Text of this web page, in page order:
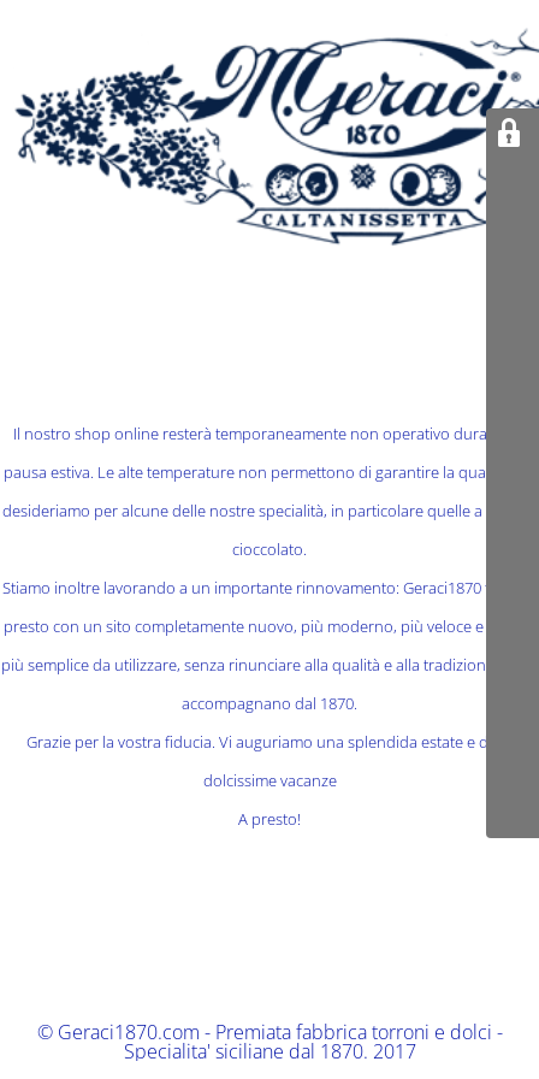
Il nostro shop online resterà temporaneamente non operativo durante la
pausa estiva. Le alte temperature non permettono di garantire la qualità che
desideriamo per alcune delle nostre specialità, in particolare quelle a base di
cioccolato.
Stiamo inoltre lavorando a un importante rinnovamento: Geraci1870 tornerà
presto con un sito completamente nuovo, più moderno, più veloce e ancora
più semplice da utilizzare, senza rinunciare alla qualità e alla tradizione che ci
accompagnano dal 1870.
Grazie per la vostra fiducia. Vi auguriamo una splendida estate e delle
dolcissime vacanze
A presto!
© Geraci1870.com - Premiata fabbrica torroni e dolci -
Specialita' siciliane dal 1870. 2017